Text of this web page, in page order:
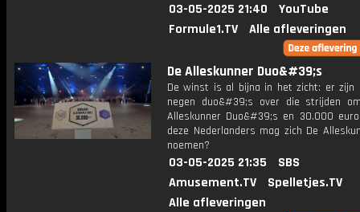
03-05-2025 21:40
YouTube
Formule1.TV
Alle afleveringen
De Alleskunner Duo&#39;s
De winst is al bijna in het zicht: er zijn
negen duo&#39;s over die strijden
Alleskunner Duo&#39;s en 30.000
deze Nederlanders mag zich De
noemen?
03-05-2025 21:35
SBS
Amusement.TV
Spelletjes.TV
Alle afleveringen